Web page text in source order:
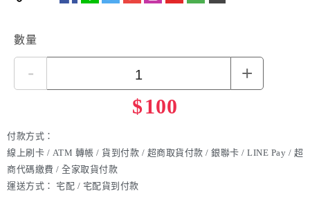
數量
- +
$100
付款方式：
線上刷卡 / ATM 轉帳 / 貨到付款 / 超商取貨付款 / 銀聯卡 / LINE Pay / 超
商代碼繳費 / 全家取貨付款
運送方式：
宅配 / 宅配貨到付款